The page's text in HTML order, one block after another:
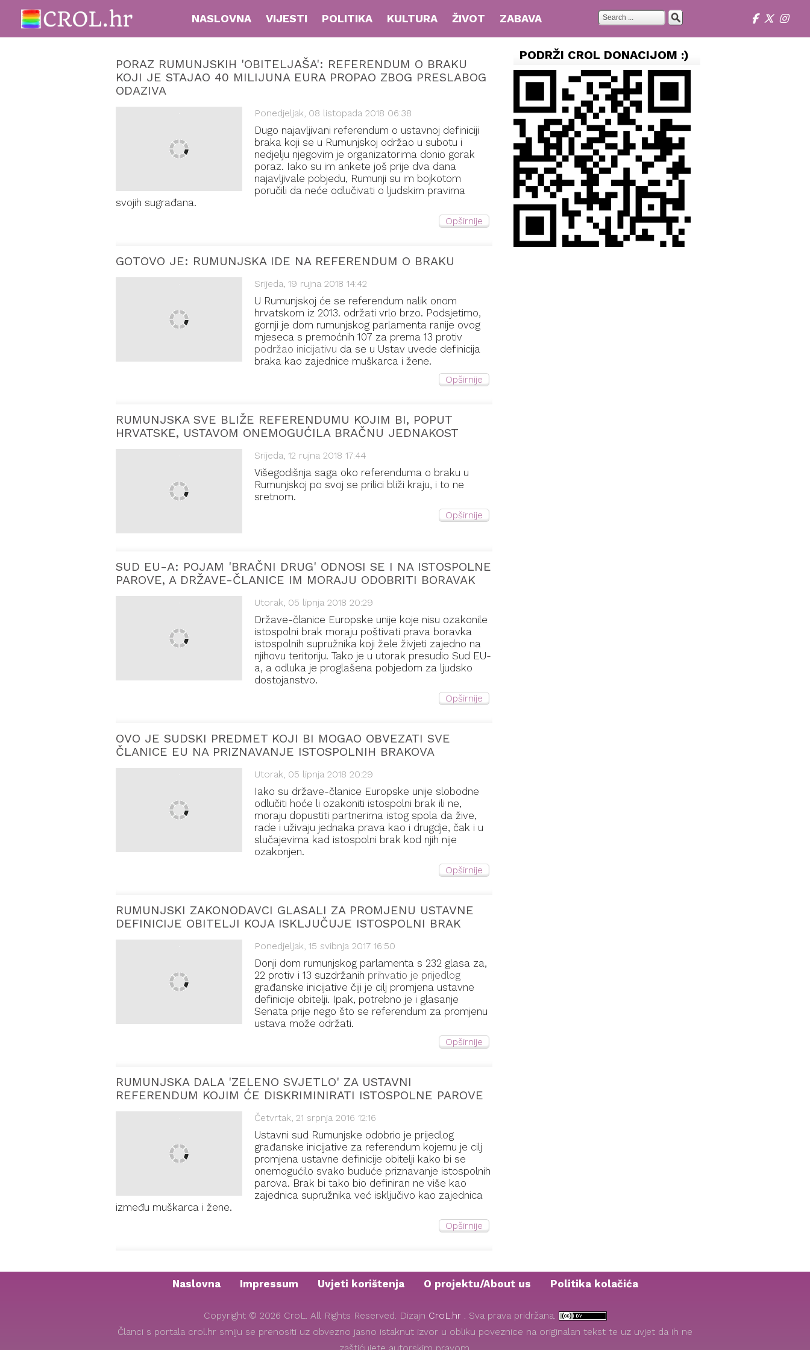
NASLOVNA VIJESTI POLITIKA KULTURA ŽIVOT ZABAVA
PORAZ RUMUNJSKIH 'OBITELJAŠA': REFERENDUM O BRAKU
KOJI JE STAJAO 40 MILIJUNA EURA PROPAO ZBOG PRESLABOG
ODAZIVA
Ponedjeljak, 08 listopada 2018 06:38
Dugo najavljivani referendum o ustavnoj definiciji
braka koji se u Rumunjskoj održao u subotu i
nedjelju njegovim je organizatorima donio gorak
poraz. Iako su im ankete još prije dva dana
najavljivale pobjedu, Rumunji su im bojkotom
poručili da neće odlučivati o ljudskim pravima
svojih sugrađana.
Opširnije
GOTOVO JE: RUMUNJSKA IDE NA REFERENDUM O BRAKU
Srijeda, 19 rujna 2018 14:42
U Rumunjskoj će se referendum nalik onom
hrvatskom iz 2013. održati vrlo brzo. Podsjetimo,
gornji je dom rumunjskog parlamenta ranije ovog
mjeseca s premoćnih 107 za prema 13 protiv
podržao inicijativu da se u Ustav uvede definicija
braka kao zajednice muškarca i žene.
Opširnije
RUMUNJSKA SVE BLIŽE REFERENDUMU KOJIM BI, POPUT
HRVATSKE, USTAVOM ONEMOGUĆILA BRAČNU JEDNAKOST
Srijeda, 12 rujna 2018 17:44
Višegodišnja saga oko referenduma o braku u
Rumunjskoj po svoj se prilici bliži kraju, i to ne
sretnom.
Opširnije
SUD EU-A: POJAM 'BRAČNI DRUG' ODNOSI SE I NA ISTOSPOLNE
PAROVE, A DRŽAVE-ČLANICE IM MORAJU ODOBRITI BORAVAK
Utorak, 05 lipnja 2018 20:29
Države-članice Europske unije koje nisu ozakonile
istospolni brak moraju poštivati prava boravka
istospolnih supružnika koji žele živjeti zajedno na
njihovu teritoriju. Tako je u utorak presudio Sud EU-
a, a odluka je proglašena pobjedom za ljudsko
dostojanstvo.
Opširnije
OVO JE SUDSKI PREDMET KOJI BI MOGAO OBVEZATI SVE
ČLANICE EU NA PRIZNAVANJE ISTOSPOLNIH BRAKOVA
Utorak, 05 lipnja 2018 20:29
Iako su države-članice Europske unije slobodne
odlučiti hoće li ozakoniti istospolni brak ili ne,
moraju dopustiti partnerima istog spola da žive,
rade i uživaju jednaka prava kao i drugdje, čak i u
slučajevima kad istospolni brak kod njih nije
ozakonjen.
Opširnije
RUMUNJSKI ZAKONODAVCI GLASALI ZA PROMJENU USTAVNE
DEFINICIJE OBITELJI KOJA ISKLJUČUJE ISTOSPOLNI BRAK
Ponedjeljak, 15 svibnja 2017 16:50
Donji dom rumunjskog parlamenta s 232 glasa za,
22 protiv i 13 suzdržanih prihvatio je prijedlog
građanske inicijative čiji je cilj promjena ustavne
definicije obitelji. Ipak, potrebno je i glasanje
Senata prije nego što se referendum za promjenu
ustava može održati.
Opširnije
RUMUNJSKA DALA 'ZELENO SVJETLO' ZA USTAVNI
REFERENDUM KOJIM ĆE DISKRIMINIRATI ISTOSPOLNE PAROVE
Četvrtak, 21 srpnja 2016 12:16
Ustavni sud Rumunjske odobrio je prijedlog
građanske inicijative za referendum kojemu je cilj
promjena ustavne definicije obitelji kako bi se
onemogućilo svako buduće priznavanje istospolnih
parova. Brak bi tako bio definiran ne više kao
zajednica supružnika već isključivo kao zajednica
između muškarca i žene.
Opširnije
PODRŽI CROL DONACIJOM :)
Naslovna Impressum Uvjeti korištenja O projektu/About us Politika kolačića
Copyright © 2026 CroL. All Rights Reserved. Dizajn CroL.hr . Sva prava pridržana.
Članci s portala crol.hr smiju se prenositi uz obvezno jasno istaknut izvor u obliku poveznice na originalan tekst te uz uvjet da ih ne